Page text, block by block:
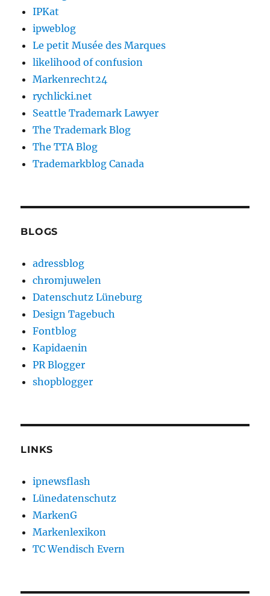
IPKat
ipweblog
Le petit Musée des Marques
likelihood of confusion
Markenrecht24
rychlicki.net
Seattle Trademark Lawyer
The Trademark Blog
The TTA Blog
Trademarkblog Canada
BLOGS
adressblog
chromjuwelen
Datenschutz Lüneburg
Design Tagebuch
Fontblog
Kapidaenin
PR Blogger
shopblogger
LINKS
ipnewsflash
Lünedatenschutz
MarkenG
Markenlexikon
TC Wendisch Evern